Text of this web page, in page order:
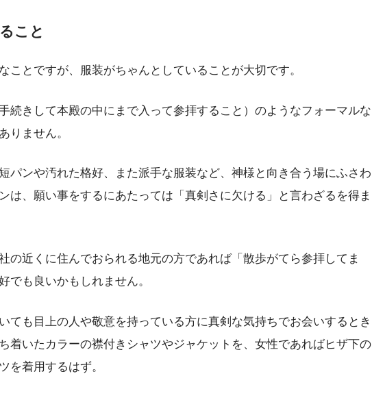
こと
ことですが、服装がちゃんとしていることが大切です。
続きして本殿の中にまで入って参拝すること）のようなフォーマルな
りません。
パンや汚れた格好、また派手な服装など、神様と向き合う場にふさわ
は、願い事をするにあたっては「真剣さに欠ける」と言わざるを得ま
の近くに住んでおられる地元の方であれば「散歩がてら参拝してま
でも良いかもしれません。
ても目上の人や敬意を持っている方に真剣な気持ちでお会いするとき
着いたカラーの襟付きシャツやジャケットを、女性であればヒザ下の
を着用するはず。